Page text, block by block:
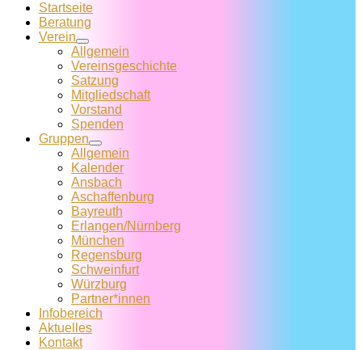
Startseite
Beratung
Verein
Allgemein
Vereins­geschichte
Satzung
Mitglied­schaft
Vorstand
Spenden
Gruppen
Allgemein
Kalender
Ansbach
Aschaffenburg
Bayreuth
Erlangen/Nürnberg
München
Regensburg
Schweinfurt
Würzburg
Partner*innen
Infobereich
Aktuelles
Kontakt